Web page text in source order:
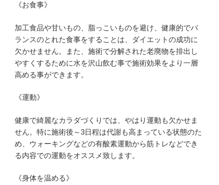
《お食事》
加工食品や甘いもの、脂っこいものを避け、健康的でバ
ランスのとれた食事をすることは、ダイエットの成功に
欠かせません。また、施術で分解された老廃物を排出し
やすくするために水を沢山飲む事で施術効果をより一層
高める事ができます。
《運動》
健康で綺麗なカラダづくりでは、やはり運動も欠かせま
せん。特に施術後～3日程は代謝も高まっている状態のた
め、ウォーキングなどの有酸素運動から筋トレなどでき
る内容での運動をオススメ致します。
《身体を温める》